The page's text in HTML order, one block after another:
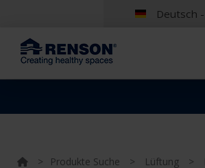
Deutsch
> Produkte Suche > Lüftung >